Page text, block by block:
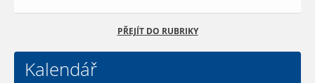
PŘEJÍT DO RUBRIKY
Kalendář